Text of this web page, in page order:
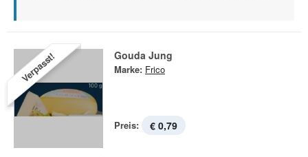
Verpasst! Gouda Jung
Marke: Frico
Preis: € 0,79